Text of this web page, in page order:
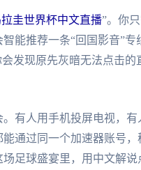
圭世界杯中文直播”。你
能推荐一条“回国影音”专
发现原先灰暗无法点击的
有人用手机投屏电视，
通过同一个加速器账号，
足球盛宴里，用中文解说